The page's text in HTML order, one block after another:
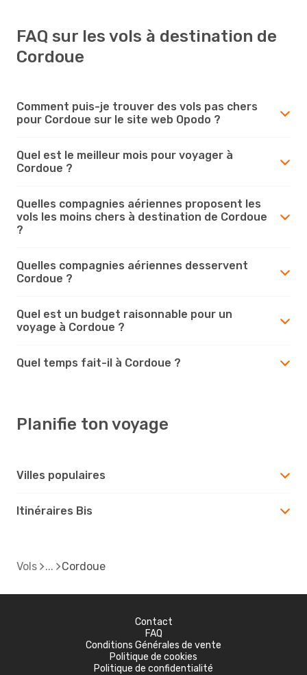
FAQ sur les vols à destination de
Cordoue
Comment puis-je trouver des vols pas chers
pour Cordoue sur le site web Opodo ?
Quel est le meilleur mois pour voyager à
Cordoue ?
Quelles compagnies aériennes proposent les
vols les moins chers à destination de Cordoue
?
Quelles compagnies aériennes desservent
Cordoue ?
Quel est un budget raisonnable pour un
voyage à Cordoue ?
Quel temps fait-il à Cordoue ?
Planifie ton voyage
Villes populaires
Itinéraires Bis
Vols Cordoue
Contact
FAQ
Conditions Générales de vente
Politique de cookies
Politique de confidentialité